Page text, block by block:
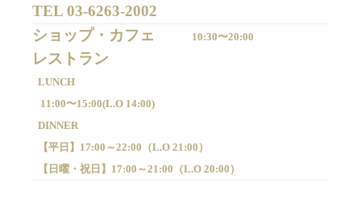
TEL 03-6263-2002
ショップ・カフェ
10:30〜20:00
LUNCH
11:00〜15:00(L.O 14:00)
DINNER
【平日】 17:00～22:00（L.O 21:00）
【日曜・祝日】 17:00～21:00（L.O 20:00）